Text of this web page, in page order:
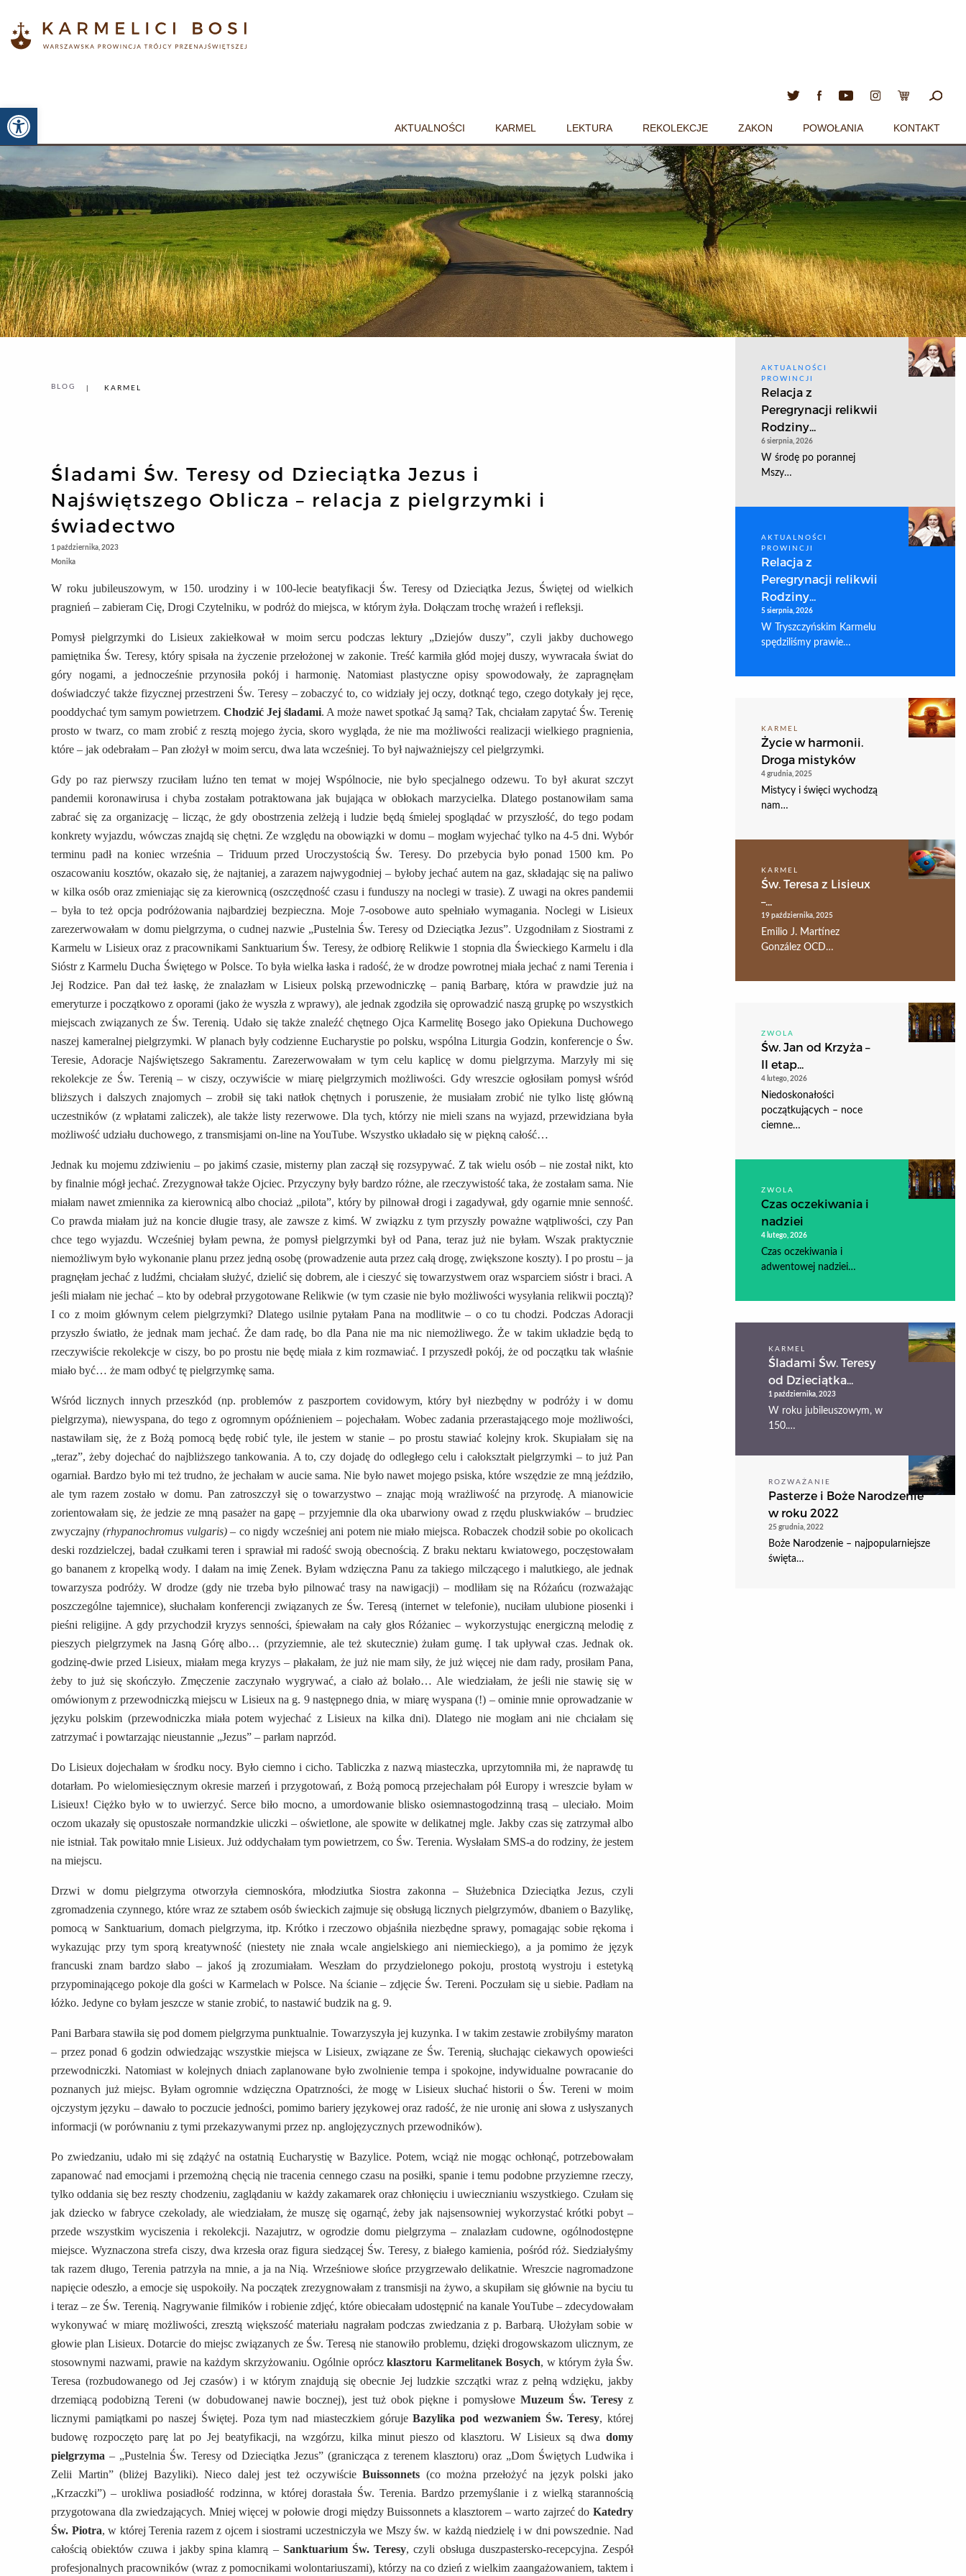
Otwórz pasek narzędzi
AKTUALNOŚCI KARMEL LEKTURA REKOLEKCJE ZAKON POWOŁANIA KONTAKT
BLOG KARMEL
Śladami Św. Teresy od Dzieciątka Jezus i
Najświętszego Oblicza – relacja z pielgrzymki i
świadectwo
1 października, 2023
Monika
W roku jubileuszowym, w 150. urodziny i w 100-lecie beatyfikacji Św. Teresy od Dzieciątka Jezus, Świętej od wielkich
pragnień – zabieram Cię, Drogi Czytelniku, w podróż do miejsca, w którym żyła. Dołączam trochę wrażeń i refleksji.
Pomysł pielgrzymki do Lisieux zakiełkował w moim sercu podczas lektury „Dziejów duszy”, czyli jakby duchowego
pamiętnika Św. Teresy, który spisała na życzenie przełożonej w zakonie. Treść karmiła głód mojej duszy, wywracała świat do
góry nogami, a jednocześnie przynosiła pokój i harmonię. Natomiast plastyczne opisy spowodowały, że zapragnęłam
doświadczyć także fizycznej przestrzeni Św. Teresy – zobaczyć to, co widziały jej oczy, dotknąć tego, czego dotykały jej ręce,
pooddychać tym samym powietrzem.Chodzić Jej śladami. A może nawet spotkać Ją samą? Tak, chciałam zapytać Św. Terenię
prosto w twarz, co mam zrobić z resztą mojego życia, skoro wygląda, że nie ma możliwości realizacji wielkiego pragnienia,
które – jak odebrałam – Pan złożył w moim sercu, dwa lata wcześniej. To był najważniejszy cel pielgrzymki.
Gdy po raz pierwszy rzuciłam luźno ten temat w mojej Wspólnocie, nie było specjalnego odzewu. To był akurat szczyt
pandemii koronawirusa i chyba zostałam potraktowana jak bujająca w obłokach marzycielka. Dlatego postanowiłam sama
zabrać się za organizację – licząc, że gdy obostrzenia zelżeją i ludzie będą śmielej spoglądać w przyszłość, do tego podam
konkrety wyjazdu, wówczas znajdą się chętni. Ze względu na obowiązki w domu – mogłam wyjechać tylko na 4-5 dni. Wybór
terminu padł na koniec września – Triduum przed Uroczystością Św. Teresy. Do przebycia było ponad 1500 km. Po
oszacowaniu kosztów, okazało się, że najtaniej, a zarazem najwygodniej – byłoby jechać autem na gaz, składając się na paliwo
w kilka osób oraz zmieniając się za kierownicą (oszczędność czasu i funduszy na noclegi w trasie). Z uwagi na okres pandemii
– była to też opcja podróżowania najbardziej bezpieczna. Moje 7-osobowe auto spełniało wymagania. Noclegi w Lisieux
zarezerwowałam w domu pielgrzyma, o cudnej nazwie „Pustelnia Św. Teresy od Dzieciątka Jezus”. Uzgodniłam z Siostrami z
Karmelu w Lisieux oraz z pracownikami Sanktuarium Św. Teresy, że odbiorę Relikwie 1 stopnia dla Świeckiego Karmelu i dla
Sióstr z Karmelu Ducha Świętego w Polsce. To była wielka łaska i radość, że w drodze powrotnej miała jechać z nami Terenia i
Jej Rodzice. Pan dał też łaskę, że znalazłam w Lisieux polską przewodniczkę – panią Barbarę, która w prawdzie już na
emeryturze i początkowo z oporami (jako że wyszła z wprawy), ale jednak zgodziła się oprowadzić naszą grupkę po wszystkich
miejscach związanych ze Św. Terenią. Udało się także znaleźć chętnego Ojca Karmelitę Bosego jako Opiekuna Duchowego
naszej kameralnej pielgrzymki. W planach były codzienne Eucharystie po polsku, wspólna Liturgia Godzin, konferencje o Św.
Teresie, Adoracje Najświętszego Sakramentu. Zarezerwowałam w tym celu kaplicę w domu pielgrzyma. Marzyły mi się
rekolekcje ze Św. Terenią – w ciszy, oczywiście w miarę pielgrzymich możliwości. Gdy wreszcie ogłosiłam pomysł wśród
bliższych i dalszych znajomych – zrobił się taki natłok chętnych i poruszenie, że musiałam zrobić nie tylko listę główną
uczestników (z wpłatami zaliczek), ale także listy rezerwowe. Dla tych, którzy nie mieli szans na wyjazd, przewidziana była
możliwość udziału duchowego, z transmisjami on-line na YouTube. Wszystko układało się w piękną całość…
Jednak ku mojemu zdziwieniu – po jakimś czasie, misterny plan zaczął się rozsypywać. Z tak wielu osób – nie został nikt, kto
by finalnie mógł jechać. Zrezygnował także Ojciec. Przyczyny były bardzo różne, ale rzeczywistość taka, że zostałam sama. Nie
miałam nawet zmiennika za kierownicą albo chociaż „pilota”, który by pilnował drogi i zagadywał, gdy ogarnie mnie senność.
Co prawda miałam już na koncie długie trasy, ale zawsze z kimś. W związku z tym przyszły poważne wątpliwości, czy Pan
chce tego wyjazdu. Wcześniej byłam pewna, że pomysł pielgrzymki był od Pana, teraz już nie byłam. Wszak praktycznie
niemożliwym było wykonanie planu przez jedną osobę (prowadzenie auta przez całą drogę, zwiększone koszty). I po prostu – ja
pragnęłam jechać z ludźmi, chciałam służyć, dzielić się dobrem, ale i cieszyć się towarzystwem oraz wsparciem sióstr i braci. A
jeśli miałam nie jechać – kto by odebrał przygotowane Relikwie (w tym czasie nie było możliwości wysyłania relikwii pocztą)?
I co z moim głównym celem pielgrzymki? Dlatego usilnie pytałam Pana na modlitwie – o co tu chodzi. Podczas Adoracji
przyszło światło, że jednak mam jechać. Że dam radę, bo dla Pana nie ma nic niemożliwego. Że w takim układzie będą to
rzeczywiście rekolekcje w ciszy, bo po prostu nie będę miała z kim rozmawiać. I przyszedł pokój, że od początku tak właśnie
miało być… że mam odbyć tę pielgrzymkę sama.
Wśród licznych innych przeszkód (np. problemów z paszportem covidowym, który był niezbędny w podróży i w domu
pielgrzyma), niewyspana, do tego z ogromnym opóźnieniem – pojechałam. Wobec zadania przerastającego moje możliwości,
nastawiłam się, że z Bożą pomocą będę robić tyle, ile jestem w stanie – po prostu stawiać kolejny krok. Skupiałam się na
„teraz”, żeby dojechać do najbliższego tankowania. A to, czy dojadę do odległego celu i całokształt pielgrzymki – to już Pan
ogarniał. Bardzo było mi też trudno, że jechałam w aucie sama. Nie było nawet mojego psiska, które wszędzie ze mną jeździło,
ale tym razem zostało w domu. Pan zatroszczył się o towarzystwo – znając moją wrażliwość na przyrodę. A mianowicie
zorientowałam się, że jedzie ze mną pasażer na gapę – przyjemnie dla oka ubarwiony owad z rzędu pluskwiaków – brudziec
zwyczajny(rhypanochromus vulgaris)– co nigdy wcześniej ani potem nie miało miejsca. Robaczek chodził sobie po okolicach
deski rozdzielczej, badał czułkami teren i sprawiał mi radość swoją obecnością. Z braku nektaru kwiatowego, poczęstowałam
go bananem z kropelką wody. I dałam na imię Zenek. Byłam wdzięczna Panu za takiego milczącego i malutkiego, ale jednak
towarzysza podróży. W drodze (gdy nie trzeba było pilnować trasy na nawigacji) – modliłam się na Różańcu (rozważając
poszczególne tajemnice), słuchałam konferencji związanych ze Św. Teresą (internet w telefonie), nuciłam ulubione piosenki i
pieśni religijne. A gdy przychodził kryzys senności, śpiewałam na cały głos Różaniec – wykorzystując energiczną melodię z
pieszych pielgrzymek na Jasną Górę albo… (przyziemnie, ale też skutecznie) żułam gumę. I tak upływał czas. Jednak ok.
godzinę-dwie przed Lisieux, miałam mega kryzys – płakałam, że już nie mam siły, że już więcej nie dam rady, prosiłam Pana,
żeby to już się skończyło. Zmęczenie zaczynało wygrywać, a ciało aż bolało… Ale wiedziałam, że jeśli nie stawię się w
omówionym z przewodniczką miejscu w Lisieux na g. 9 następnego dnia, w miarę wyspana (!) – ominie mnie oprowadzanie w
języku polskim (przewodniczka miała potem wyjechać z Lisieux na kilka dni). Dlatego nie mogłam ani nie chciałam się
zatrzymać i powtarzając nieustannie „Jezus” – parłam naprzód.
Do Lisieux dojechałam w środku nocy. Było ciemno i cicho. Tabliczka z nazwą miasteczka, uprzytomniła mi, że naprawdę tu
dotarłam. Po wielomiesięcznym okresie marzeń i przygotowań, z Bożą pomocą przejechałam pół Europy i wreszcie byłam w
Lisieux! Ciężko było w to uwierzyć. Serce biło mocno, a umordowanie blisko osiemnastogodzinną trasą – uleciało. Moim
oczom ukazały się opustoszałe normandzkie uliczki – oświetlone, ale spowite w delikatnej mgle. Jakby czas się zatrzymał albo
nie istniał. Tak powitało mnie Lisieux. Już oddychałam tym powietrzem, co Św. Terenia. Wysłałam SMS-a do rodziny, że jestem
na miejscu.
Drzwi w domu pielgrzyma otworzyła ciemnoskóra, młodziutka Siostra zakonna – Służebnica Dzieciątka Jezus, czyli
zgromadzenia czynnego, które wraz ze sztabem osób świeckich zajmuje się obsługą licznych pielgrzymów, dbaniem o Bazylikę,
pomocą w Sanktuarium, domach pielgrzyma, itp. Krótko i rzeczowo objaśniła niezbędne sprawy, pomagając sobie rękoma i
wykazując przy tym sporą kreatywność (niestety nie znała wcale angielskiego ani niemieckiego), a ja pomimo że język
francuski znam bardzo słabo – jakoś ją zrozumiałam. Weszłam do przydzielonego pokoju, prostotą wystroju i estetyką
przypominającego pokoje dla gości w Karmelach w Polsce. Na ścianie – zdjęcie Św. Tereni. Poczułam się u siebie. Padłam na
łóżko. Jedyne co byłam jeszcze w stanie zrobić, to nastawić budzik na g. 9.
Pani Barbara stawiła się pod domem pielgrzyma punktualnie. Towarzyszyła jej kuzynka. I w takim zestawie zrobiłyśmy maraton
– przez ponad 6 godzin odwiedzając wszystkie miejsca w Lisieux, związane ze Św. Terenią, słuchając ciekawych opowieści
przewodniczki. Natomiast w kolejnych dniach zaplanowane było zwolnienie tempa i spokojne, indywidualne powracanie do
poznanych już miejsc. Byłam ogromnie wdzięczna Opatrzności, że mogę w Lisieux słuchać historii o Św. Tereni w moim
ojczystym języku – dawało to poczucie jedności, pomimo bariery językowej oraz radość, że nie uronię ani słowa z usłyszanych
informacji (w porównaniu z tymi przekazywanymi przez np. anglojęzycznych przewodników).
Po zwiedzaniu, udało mi się zdążyć na ostatnią Eucharystię w Bazylice. Potem, wciąż nie mogąc ochłonąć, potrzebowałam
zapanować nad emocjami i przemożną chęcią nie tracenia cennego czasu na posiłki, spanie i temu podobne przyziemne rzeczy,
tylko oddania się bez reszty chodzeniu, zaglądaniu w każdy zakamarek oraz chłonięciu i uwiecznianiu wszystkiego. Czułam się
jak dziecko w fabryce czekolady, ale wiedziałam, że muszę się ogarnąć, żeby jak najsensowniej wykorzystać krótki pobyt –
przede wszystkim wyciszenia i rekolekcji. Nazajutrz, w ogrodzie domu pielgrzyma – znalazłam cudowne, ogólnodostępne
miejsce. Wyznaczona strefa ciszy, dwa krzesła oraz figura siedzącej Św. Teresy, z białego kamienia, pośród róż. Siedziałyśmy
tak razem długo, Terenia patrzyła na mnie, a ja na Nią. Wrześniowe słońce przygrzewało delikatnie. Wreszcie nagromadzone
napięcie odeszło, a emocje się uspokoiły. Na początek zrezygnowałam z transmisji na żywo, a skupiłam się głównie na byciu tu
i teraz – ze Św. Terenią. Nagrywanie filmików i robienie zdjęć, które obiecałam udostępnić na kanale YouTube – zdecydowałam
wykonywać w miarę możliwości, zresztą większość materiału nagrałam podczas zwiedzania z p. Barbarą. Ułożyłam sobie w
głowie plan Lisieux. Dotarcie do miejsc związanych ze Św. Teresą nie stanowiło problemu, dzięki drogowskazom ulicznym, ze
stosownymi nazwami, prawie na każdym skrzyżowaniu. Ogólnie oprócz klasztoru Karmelitanek Bosych, w którym żyła Św.
Teresa (rozbudowanego od Jej czasów) i w którym znajdują się obecnie Jej ludzkie szczątki wraz z pełną wdzięku, jakby
drzemiącą podobizną Tereni (w dobudowanej nawie bocznej), jest tuż obok piękne i pomysłowe Muzeum Św. Teresyz
licznymi pamiątkami po naszej Świętej. Poza tym nad miasteczkiem górujeBazylika pod wezwaniem Św. Teresy, której
budowę rozpoczęto parę lat po Jej beatyfikacji, na wzgórzu, kilka minut pieszo od klasztoru. W Lisieux są dwa domy
pielgrzyma – „Pustelnia Św. Teresy od Dzieciątka Jezus” (granicząca z terenem klasztoru) oraz „Dom Świętych Ludwika i
Zelii Martin” (bliżej Bazyliki). Nieco dalej jest też oczywiścieBuissonnets (co można przełożyć na język polski jako
„Krzaczki”) – urokliwa posiadłość rodzinna, w której dorastała Św. Terenia. Bardzo przemyślanie i z wielką starannością
przygotowana dla zwiedzających. Mniej więcej w połowie drogi między Buissonnets a klasztorem – warto zajrzeć do Katedry
Św. Piotra, w której Terenia razem z ojcem i siostrami uczestniczyła we Mszy św. w każdą niedzielę i w dni powszednie. Nad
całością obiektów czuwa i jakby spina klamrą – Sanktuarium Św. Teresy, czyli obsługa duszpastersko-recepcyjna. Zespół
profesjonalnych pracowników (wraz z pomocnikami wolontariuszami), którzy na co dzień z wielkim zaangażowaniem, taktem i
AKTUALNOŚCI
PROWINCJI
Relacja z
Peregrynacji relikwii
Rodziny...
6 sierpnia, 2026
W środę po porannej
Mszy…
AKTUALNOŚCI
PROWINCJI
Relacja z
Peregrynacji relikwii
Rodziny...
5 sierpnia, 2026
W Tryszczyńskim Karmelu
spędziliśmy prawie…
KARMEL
Życie w harmonii.
Droga mistyków
4 grudnia, 2025
Mistycy i święci wychodzą
nam…
KARMEL
Św. Teresa z Lisieux
–...
19 października, 2025
Emilio J. Martínez
González OCD…
ZWOLA
Św. Jan od Krzyża –
II etap...
4 lutego, 2026
Niedoskonałości
początkujących – noce
ciemne…
ZWOLA
Czas oczekiwania i
nadziei
4 lutego, 2026
Czas oczekiwania i
adwentowej nadziei…
KARMEL
Śladami Św. Teresy
od Dzieciątka...
1 października, 2023
W roku jubileuszowym, w
150.…
ROZWAŻANIE
Pasterze i Boże Narodzenie
w roku 2022
25 grudnia, 2022
Boże Narodzenie – najpopularniejsze
święta…